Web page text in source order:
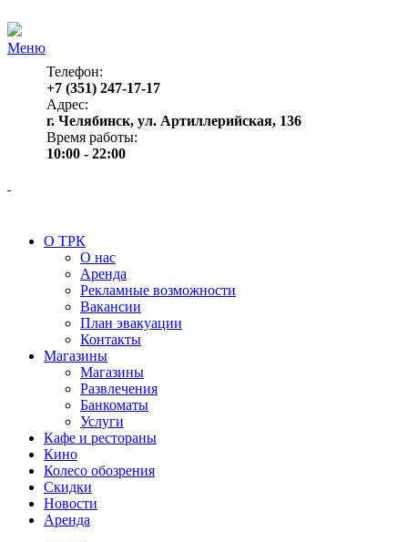
Меню
Телефон:
+7 (351) 247-17-17
Адрес:
г. Челябинск, ул. Артиллерийская, 136
Время работы:
10:00 - 22:00
О ТРК
О нас
Аренда
Рекламные возможности
Вакансии
План эвакуации
Контакты
Магазины
Магазины
Развлечения
Банкоматы
Услуги
Кафе и рестораны
Кино
Колесо обозрения
Скидки
Новости
Аренда